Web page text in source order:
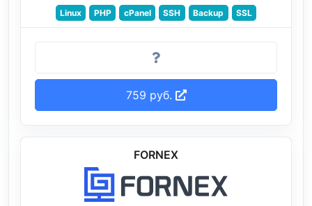
Linux PHP cPanel SSH Backup SSL
759 руб.
FORNEX